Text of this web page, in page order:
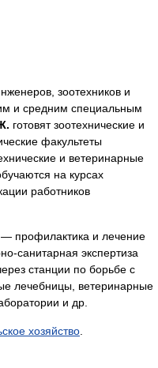
зоотехников и
и средним специальным
готовят зоотехнические и
факультеты
и ветеринарные
на курсах
работников
— профилактика и лечение
санитарная экспертиза
станции по борьбе с
лечебницы, ветеринарные
и др.
хозяйство